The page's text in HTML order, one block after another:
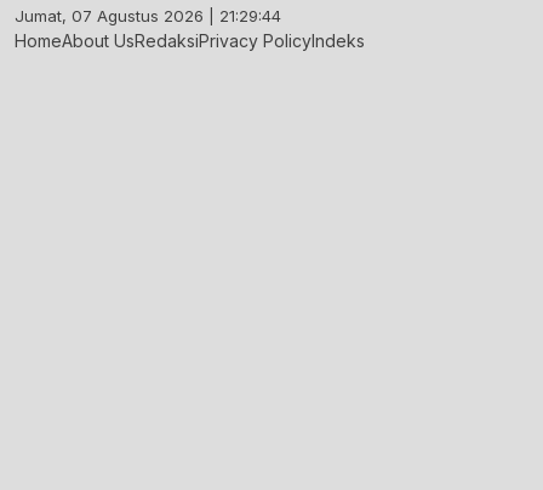
Skip
to
Jumat, 07 Agustus 2026 | 21:29:45
HomeAbout UsRedaksiPrivacy PolicyIndeks